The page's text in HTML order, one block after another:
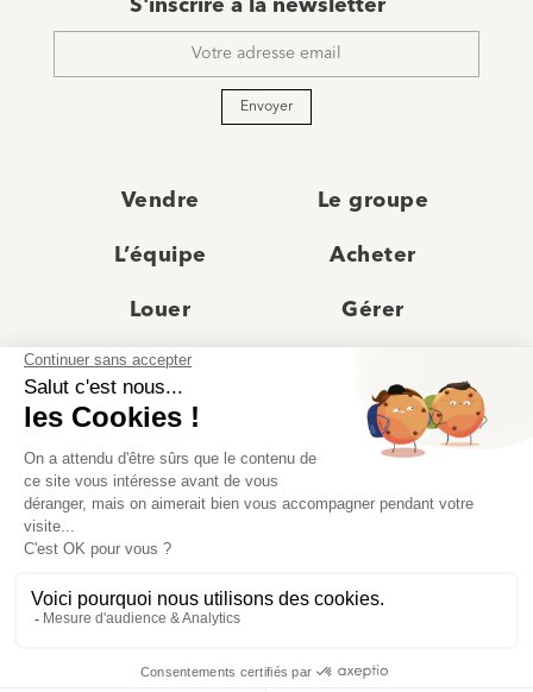
mail
S'inscrire à la newsletter
Envoyer
Vendre Le groupe
L’équipe Acheter
Louer Gérer
Actualités
Recrutement Avis clients
Prestige
© Moriss Immobilier 2025 – Tous droits réservés –
Politique de confidentialité
Règlement jeu concours